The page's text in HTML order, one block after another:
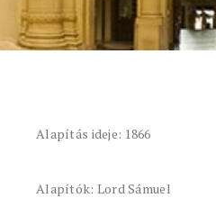
Alapítás ideje: 1866
Alapítók: Lord Sámuel